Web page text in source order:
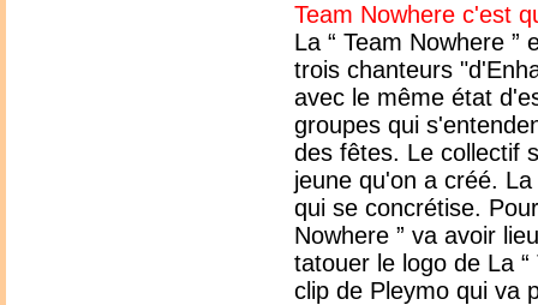
Team Nowhere c'est
La “ Team Nowhere
trois chanteurs
avec le même état
groupes qui
des fêtes. Le collectif
jeune qu'on a créé.
qui se concrétise.
Nowhere ” va avoir
tatouer le logo de La
clip de Pleymo qui va